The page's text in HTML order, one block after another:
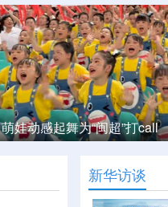
江西大余：特色麻鸭养殖助
新华访谈